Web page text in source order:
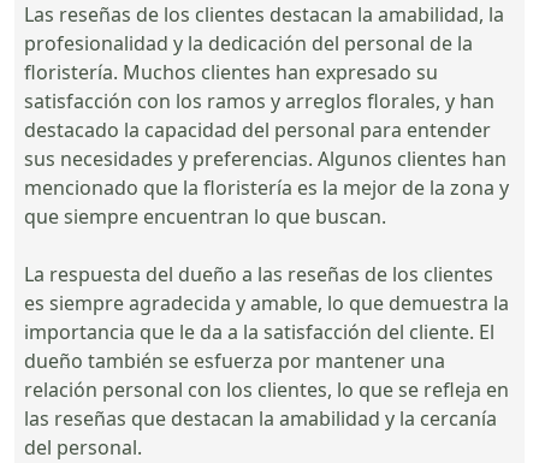
Las reseñas de los clientes destacan la amabilidad, la
profesionalidad y la dedicación del personal de la
floristería. Muchos clientes han expresado su
satisfacción con los ramos y arreglos florales, y han
destacado la capacidad del personal para entender
sus necesidades y preferencias. Algunos clientes han
mencionado que la floristería es la mejor de la zona y
que siempre encuentran lo que buscan.
La respuesta del dueño a las reseñas de los clientes
es siempre agradecida y amable, lo que demuestra la
importancia que le da a la satisfacción del cliente. El
dueño también se esfuerza por mantener una
relación personal con los clientes, lo que se refleja en
las reseñas que destacan la amabilidad y la cercanía
del personal.